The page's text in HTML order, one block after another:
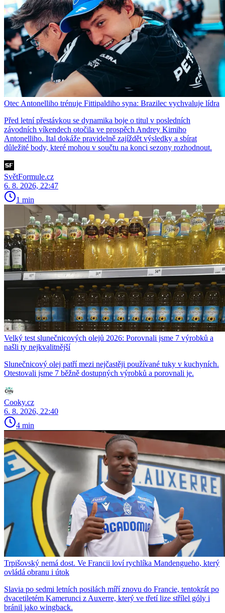
Otec Antonelliho trénuje Fittipaldiho syna: Brazilec vychvaluje lídra
Před letní přestávkou se dynamika boje o titul v posledních
závodních víkendech otočila ve prospěch Andrey Kimiho
Antonelliho. Ital dokáže pravidelně zajíždět výsledky a sbírat
důležité body, které mohou v součtu na konci sezony rozhodnout.
SvětFormule.cz
6. 8. 2026, 22:47
1 min
Velký test slunečnicových olejů 2026: Porovnali jsme 7 výrobků a
našli ty nejkvalitnější
Slunečnicový olej patří mezi nejčastěji používané tuky v kuchyních.
Otestovali jsme 7 běžně dostupných výrobků a porovnali je.
Cooky.cz
6. 8. 2026, 22:40
4 min
Trpišovský nemá dost. Ve Francii loví rychlíka Mandengueho, který
ovládá obranu i útok
Slavia po sedmi letních posilách míří znovu do Francie, tentokrát po
dvacetiletém Kamerunci z Auxerre, který ve třetí lize střílel góly i
bránil jako wingback.